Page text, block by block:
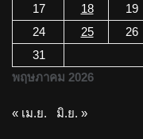
พฤษภาคม 2026
17
18 19
24
25 26
31
« เม.ย. มิ.ย. »